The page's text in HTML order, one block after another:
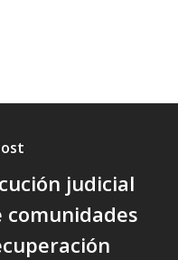
judicial